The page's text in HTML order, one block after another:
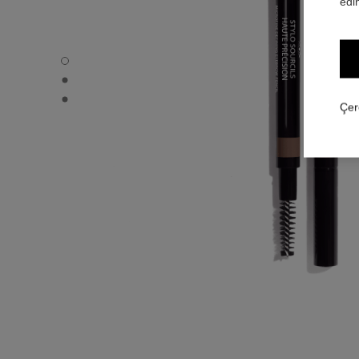
STYLO SOURCILS HAUTE PRÉCISION - Varsayılan
STYLO SOURCILS HAUTE PRÉCISION - Alternatif
STYLO SOURCILS HAUTE PRÉCISION - Temel doku